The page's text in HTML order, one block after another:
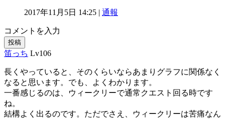
2017年11月5日 14:25 | 通報
コメントを入力
投稿
笛っち Lv106
長くやっていると、そのくらいならあまりグラフに関係なく
なると思います。でも、よくわかります。
一番感じるのは、ウィークリーで通常クエスト回る時です
ね。
結構よく出るのです。ただでさえ、ウィークリーは苦痛なん